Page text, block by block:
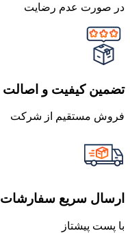
در صورت عدم رضایت
تضمین کیفیت و اصالت
فروش مستقیم از شرکت
ارسال سریع سفارشات
با پست پیشتاز